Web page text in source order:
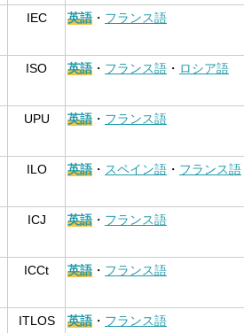
IEC 英語 ・ フランス語
ISO 英語 ・ フランス語 ・ ロシア語
UPU 英語 ・ フランス語
ILO 英語 ・ スペイン語 ・ フランス語
ICJ 英語 ・ フランス語
ICCt 英語 ・ フランス語
ITLOS 英語 ・ フランス語